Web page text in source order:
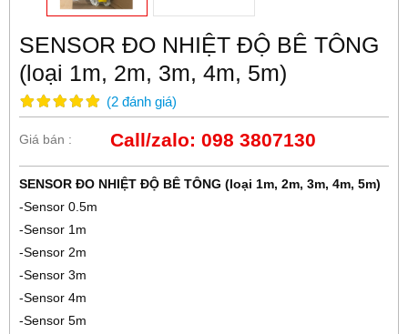
SENSOR ĐO NHIỆT ĐỘ BÊ TÔNG
(loại 1m, 2m, 3m, 4m, 5m)
(2 đánh giá)
Giá bán : Call/zalo: 098 3807130
SENSOR ĐO NHIỆT ĐỘ BÊ TÔNG (loại 1m, 2m, 3m, 4m, 5m)
-Sensor 0.5m
-Sensor 1m
-Sensor 2m
-Sensor 3m
-Sensor 4m
-Sensor 5m